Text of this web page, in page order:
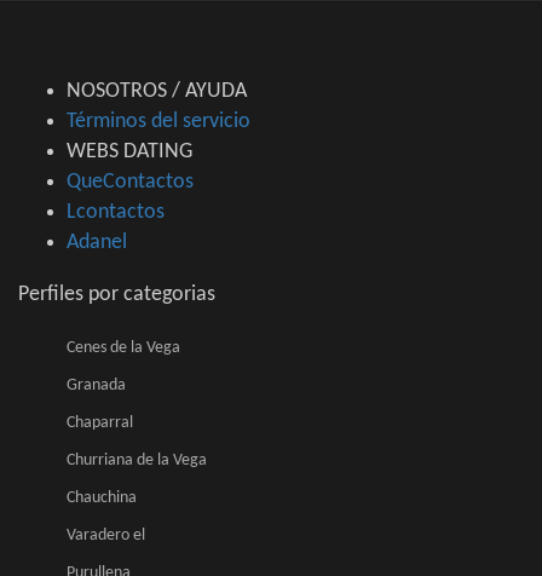
NOSOTROS / AYUDA
Términos del servicio
WEBS DATING
QueContactos
Lcontactos
Adanel
Perfiles por categorias
Cenes de la Vega
Granada
Chaparral
Churriana de la Vega
Chauchina
Varadero el